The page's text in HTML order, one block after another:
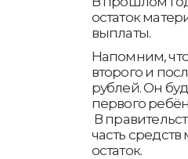
остаток
выплаты.
Напомним,
второго и
рублей. Он
первого
В
часть
остаток.